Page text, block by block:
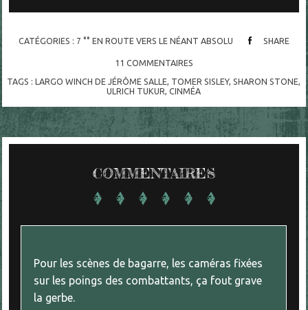
CATÉGORIES : 7 °° EN ROUTE VERS LE NÉANT ABSOLU SHARE
11 COMMENTAIRES
TAGS :LARGO WINCH DE JÉRÔME SALLE TOMER SISLEY,SHARON STONE
ULRICH TUKUR ,CINMÉA
COMMENTAIRES
Pour les scènes de bagarre, les caméras fixées
sur les poings des combattants, ça fout grave
la gerbe.